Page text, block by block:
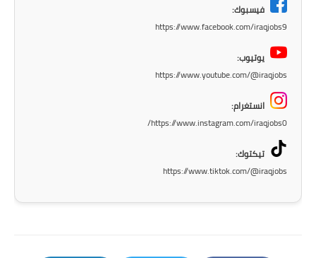
فيسبوك:
https://www.facebook.com/iraqjobs9
يوتيوب:
https://www.youtube.com/@iraqjobs
انستغرام:
https://www.instagram.com/iraqjobs0/
تيكتوك:
https://www.tiktok.com/@iraqjobs